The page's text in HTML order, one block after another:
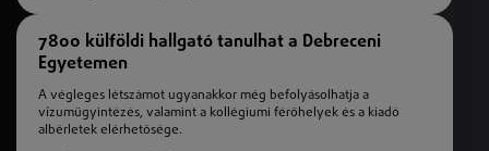
7800 külföldi hallgató tanulhat a Debreceni
Egyetemen
A végleges létszámot ugyanakkor még befolyásolhatja a
vízumügyintézés, valamint a kollégiumi férőhelyek és a kiadó
albérletek elérhetősége.